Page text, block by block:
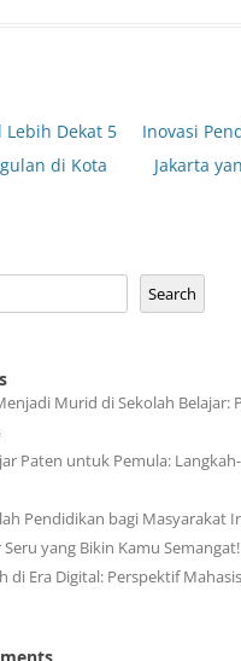
Lebih Dekat 5
di Kota
Inovasi
Jakarta
Search
Murid di Sekolah Belajar:
Paten untuk Pemula:
Pendidikan bagi Masyarakat
Seru yang Bikin Kamu Semangat!
di Era Digital: Perspektif